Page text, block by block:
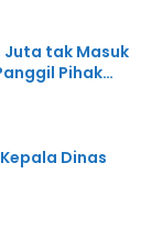
Juta tak Masuk
Pihak
Dinas